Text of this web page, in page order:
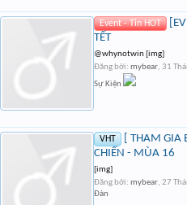
Event - Tin HOT
TẾT
@whynotwin [img]
Đăng bởi: mybear, 31
Sự Kiện
VHT
[ THAM GIA
CHIẾN - MÙA 16
[img]
Đăng bởi: mybear, 27
Đàn